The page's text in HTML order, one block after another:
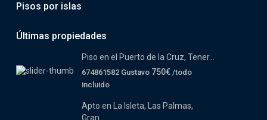
Pisos por islas
Últimas propiedades
Piso en el Puerto de la Cruz, Tener...
674861582 Gustavo 750€ /todo
incluido
Apto en La Isleta, Las Palmas,
Gran...